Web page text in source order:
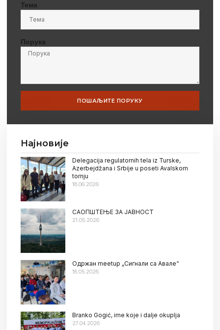
Тема
Порука
ПОШАЉИТЕ ПОРУКУ
Најновије
Delegacija regulatornih tela iz Turske,
Azerbejdžana i Srbije u poseti Avalskom
tornju
18.06.2026
САОПШТЕЊЕ ЗА ЈАВНОСТ
21.05.2026
Oдржан meetup „Сигнали са Авале“
18.05.2026
Branko Gogić, ime koje i dalje okuplja
27.04.2026